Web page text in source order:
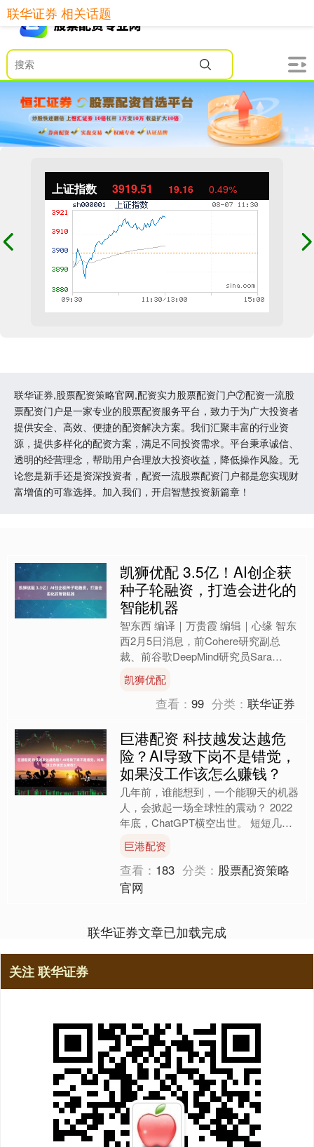
上证指数 3919.51 19.16 0.49%
联华证券,股票配资策略官网,配资实力股票配资门户⑦配资一流股
票配资门户是一家专业的股票配资服务平台，致力于为广大投资者
提供安全、高效、便捷的配资解决方案。我们汇聚丰富的行业资
源，提供多样化的配资方案，满足不同投资需求。平台秉承诚信、
透明的经营理念，帮助用户合理放大投资收益，降低操作风险。无
论您是新手还是资深投资者，配资一流股票配资门户都是您实现财
富增值的可靠选择。加入我们，开启智慧投资新篇章！
联华证券 相关话题
凯狮优配 3.5亿！AI创企获
种子轮融资，打造会进化的
智能机器
智东西 编译｜万贵霞 编辑｜心缘 智东
西2月5日消息，前Cohere研究副总
裁、前谷歌DeepMind研究员Sara
Hooker创办的AI初创公司Adapti....
凯狮优配
查看：99 分类：联华证券
巨港配资 科技越发达越危
险？AI导致下岗不是错觉，
如果没工作该怎么赚钱？
几年前，谁能想到，一个能聊天的机器
人，会掀起一场全球性的震动？ 2022
年底，ChatGPT横空出世。 短短几个
月，它不仅能写文章、编代码、做策
划，还能回答复杂....
巨港配资
查看： 183 分类： 股票配资策略
官网
联华证券文章已加载完成
关注 联华证券